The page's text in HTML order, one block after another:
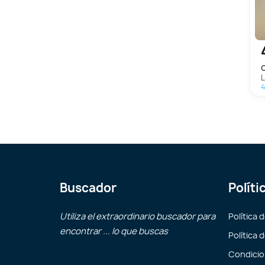
Buscador
Utiliza el extraordinario buscador para
encontrar ... lo que buscas
Política
Política